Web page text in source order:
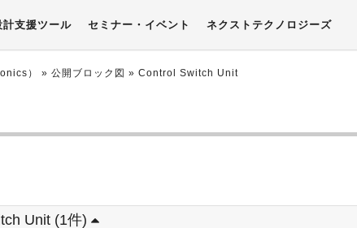
計支援ツール セミナー・イベント ネクストテクノロジーズ
） » 公開ブロック図 » Control Switch Unit
Unit (1件)